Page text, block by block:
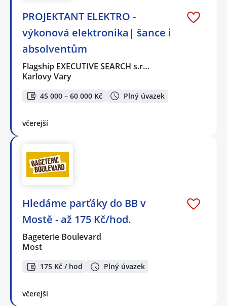
PROJEKTANT ELEKTRO -
výkonová elektronika| šance i
absolventům
Flagship EXECUTIVE SEARCH s.r…
Karlovy Vary
45 000 – 60 000 Kč Plný úvazek
včerejší
Hledáme parťáky do BB v
Mostě - až 175 Kč/hod.
Bageterie Boulevard
Most
175 Kč / hod Plný úvazek
včerejší